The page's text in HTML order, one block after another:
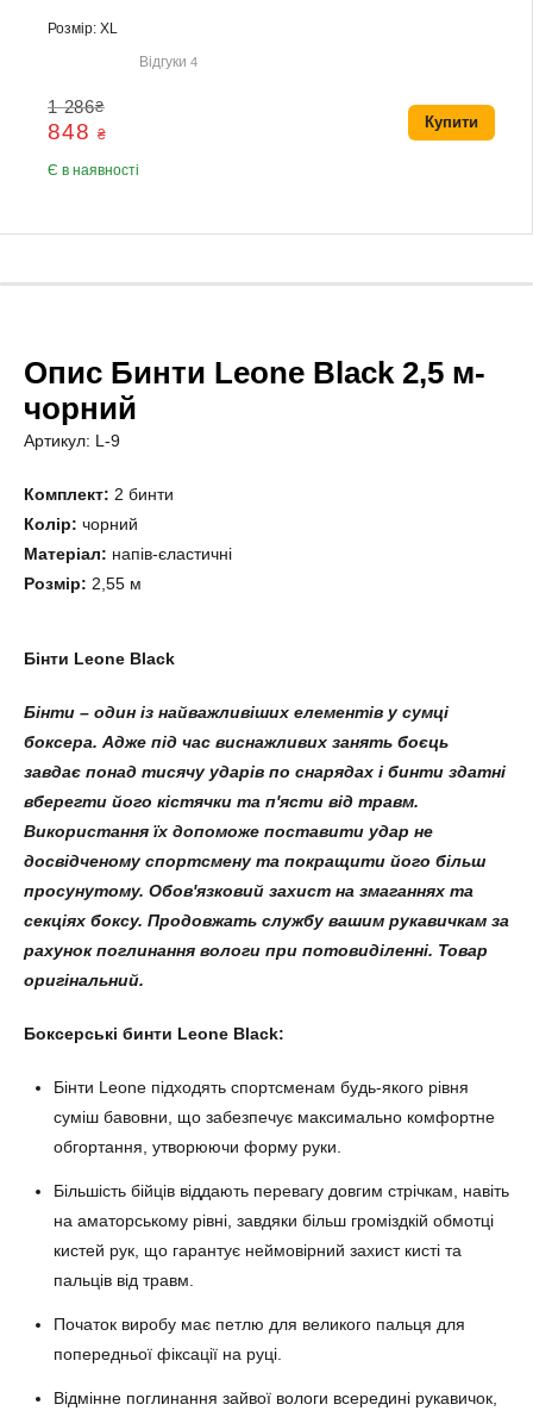
Розмір: XL
Відгуки4
1 286₴
848 ₴
Є в наявності
Купити
Опис Бинти Leone Black 2,5 м-
чорний
Артикул: L-9
Комплект: 2 бинти
Колір: чорний
Матеріал: напів-єластичні
Розмір: 2,55 м
Бінти Leone Black
Бінти – один із найважливіших елементів у сумці
боксера. Адже під час виснажливих занять боєць
завдає понад тисячу ударів по снарядах і бинти здатні
вберегти його кістячки та п'ясти від травм.
Використання їх допоможе поставити удар не
досвідченому спортсмену та покращити його більш
просунутому. Обов'язковий захист на змаганнях та
секціях боксу. Продовжать службу вашим рукавичкам за
рахунок поглинання вологи при потовиділенні. Товар
оригінальний.
Боксерські бинти Leone Black:
Бінти Leone підходять спортсменам будь-якого рівня
суміш бавовни, що забезпечує максимально комфортне
обгортання, утворюючи форму руки.
Більшість бійців віддають перевагу довгим стрічкам, навіть
на аматорському рівні, завдяки більш громіздкій обмотці
кистей рук, що гарантує неймовірний захист кисті та
пальців від травм.
Початок виробу має петлю для великого пальця для
попередньої фіксації на руці.
Відмінне поглинання зайвої вологи всередині рукавичок,